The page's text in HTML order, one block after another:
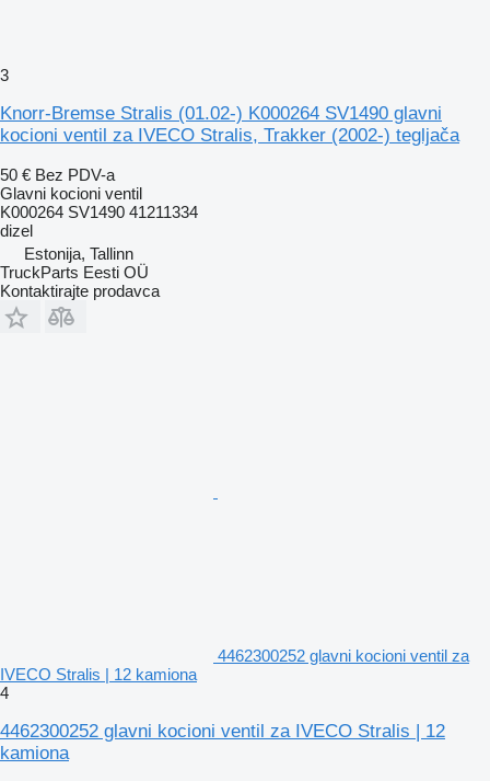
3
Knorr-Bremse Stralis (01.02-) K000264 SV1490 glavni
kocioni ventil za IVECO Stralis, Trakker (2002-) tegljača
50 € Bez PDV-a
Glavni kocioni ventil
K000264 SV1490 41211334
dizel
Estonija, Tallinn
TruckParts Eesti OÜ
Kontaktirajte prodavca
4462300252 glavni kocioni ventil za
IVECO Stralis | 12 kamiona
4
4462300252 glavni kocioni ventil za IVECO Stralis | 12
kamiona